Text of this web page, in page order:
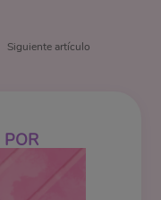
Siguiente artículo
POR